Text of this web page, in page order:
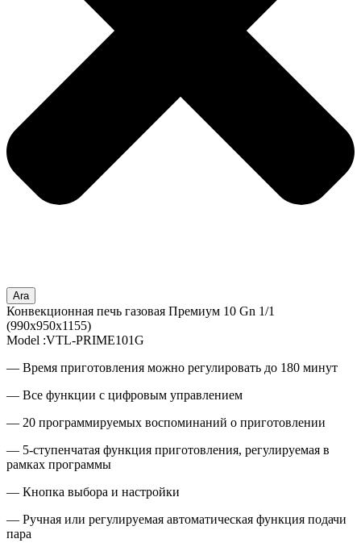
Ara
Конвекционная печь газовая Премиум 10 Gn 1/1
(990x950x1155)
Model :VTL-PRIME101G
— Время приготовления можно регулировать до 180 минут
— Все функции с цифровым управлением
— 20 программируемых воспоминаний о приготовлении
— 5-ступенчатая функция приготовления, регулируемая в
рамках программы
— Кнопка выбора и настройки
— Ручная или регулируемая автоматическая функция подачи
пара